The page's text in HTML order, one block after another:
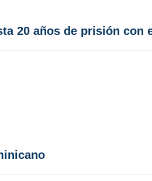
20 años de prisión con